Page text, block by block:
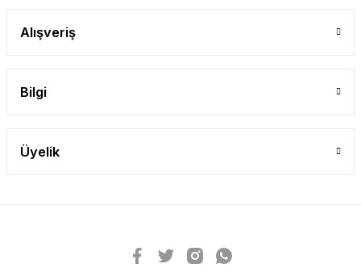
Alışveriş
Bilgi
Üyelik